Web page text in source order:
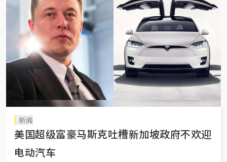
新闻
美国超级富豪马斯克吐槽新加坡政府不欢迎
电动汽车